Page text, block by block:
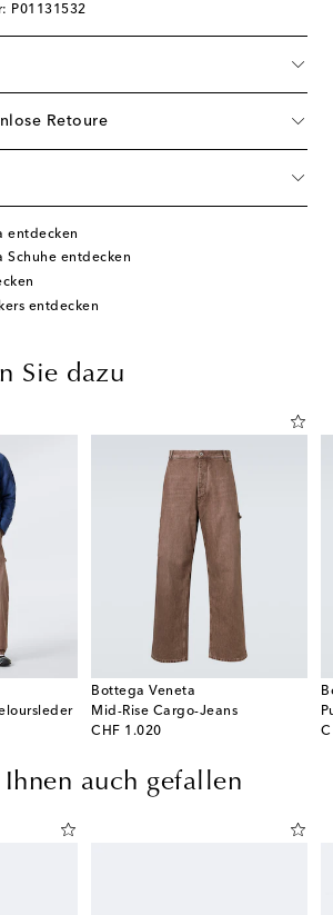
P01131532
Retoure
entdecken
Schuhe entdecken
entdecken
Sie dazu
Bottega Veneta
Mid-Rise Cargo-Jeans
CHF 1.020
original price
auch gefallen